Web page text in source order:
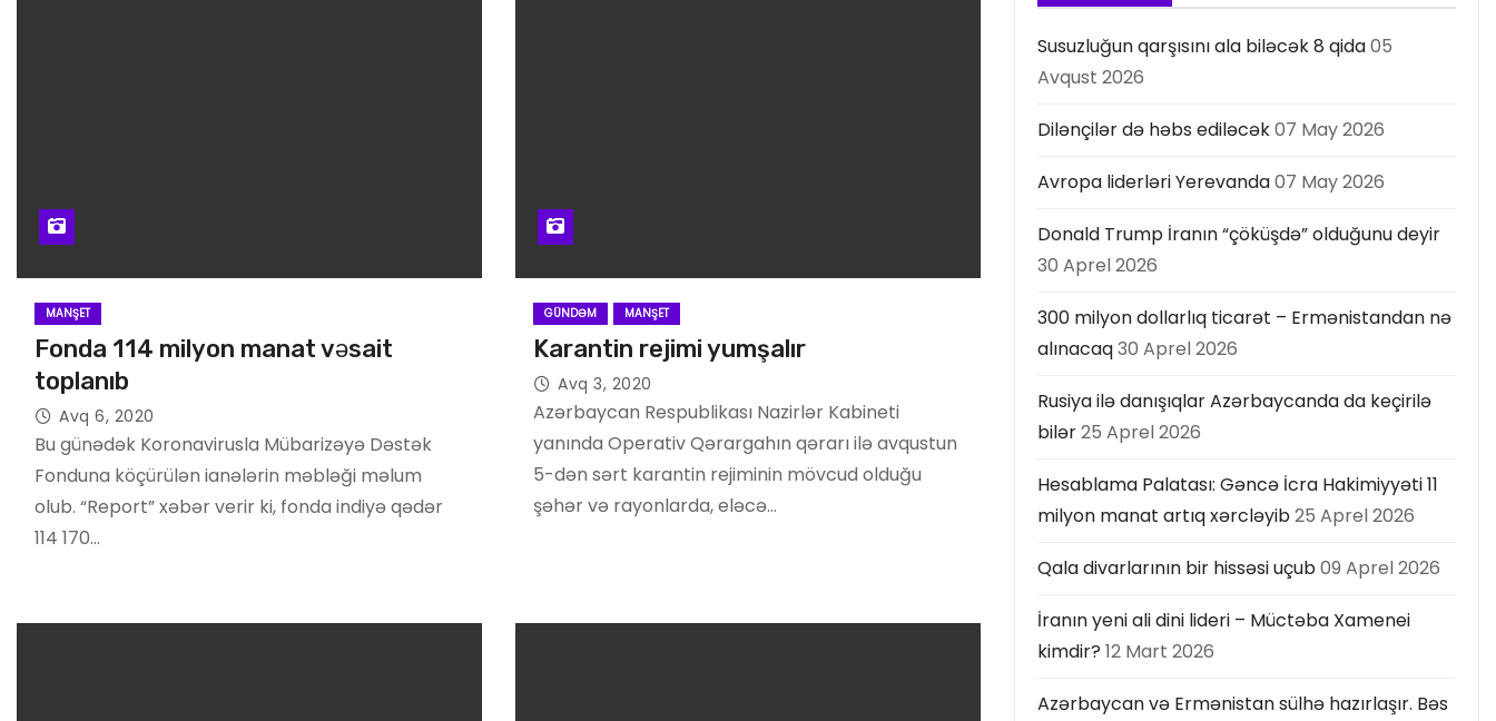
MANŞET
Fonda 114 milyon manat vəsait
toplanıb
Avq 6, 2020
Bu günədək Koronavirusla Mübarizəyə Dəstək
Fonduna köçürülən ianələrin məbləği məlum
olub. “Report” xəbər verir ki, fonda indiyə qədər
114 170…
GÜNDƏM MANŞET
Karantin rejimi yumşalır
Avq 3, 2020
Azərbaycan Respublikası Nazirlər Kabineti
yanında Operativ Qərargahın qərarı ilə avqustun
5-dən sərt karantin rejiminin mövcud olduğu
şəhər və rayonlarda, eləcə…
Susuzluğun qarşısını ala biləcək 8 qida05
Avqust 2026
Dilənçilər də həbs ediləcək07 May 2026
Avropa liderləri Yerevanda07 May 2026
Donald Trump İranın “çöküşdə” olduğunu deyir
30 Aprel 2026
300 milyon dollarlıq ticarət – Ermənistandan nə
alınacaq30 Aprel 2026
Rusiya ilə danışıqlar Azərbaycanda da keçirilə
bilər25 Aprel 2026
Hesablama Palatası: Gəncə İcra Hakimiyyəti 11
milyon manat artıq xərcləyib25 Aprel 2026
Qala divarlarının bir hissəsi uçub09 Aprel 2026
İranın yeni ali dini lideri – Müctəba Xamenei
kimdir? 12 Mart 2026
Azərbaycan və Ermənistan sülhə hazırlaşır. Bəs